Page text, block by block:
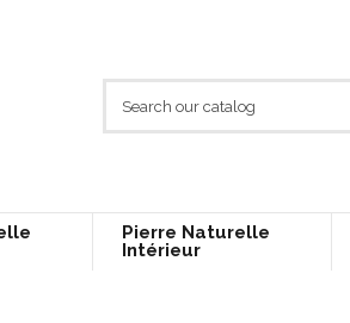
Pierre Naturelle
Intérieur